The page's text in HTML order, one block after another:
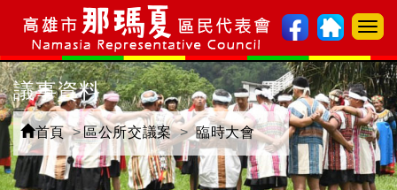
選
切
換
議事資料
首頁 區公所交議案 臨時大會